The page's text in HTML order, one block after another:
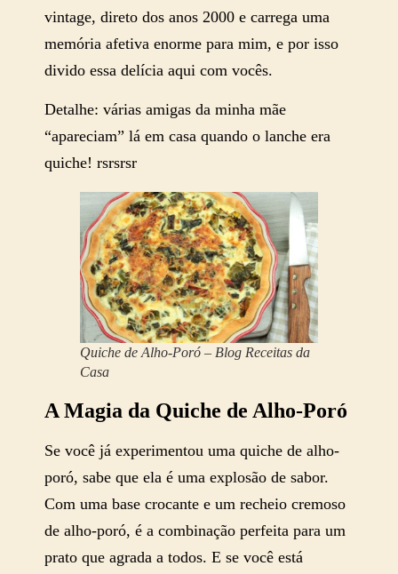
vintage, direto dos anos 2000 e carrega uma
memória afetiva enorme para mim, e por isso
divido essa delícia aqui com vocês.
Detalhe: várias amigas da minha mãe
“apareciam” lá em casa quando o lanche era
quiche! rsrsrsr
Quiche de Alho-Poró – Blog Receitas da
Casa
A Magia da Quiche de Alho-Poró
Se você já experimentou uma quiche de alho-
poró, sabe que ela é uma explosão de sabor.
Com uma base crocante e um recheio cremoso
de alho-poró, é a combinação perfeita para um
prato que agrada a todos. E se você está